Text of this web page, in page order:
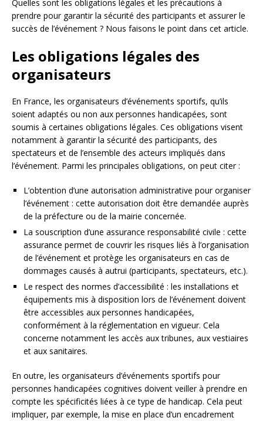
Quelles sont les obligations légales et les précautions à
prendre pour garantir la sécurité des participants et assurer le
succès de l’événement ? Nous faisons le point dans cet article.
Les obligations légales des
organisateurs
En France, les organisateurs d’événements sportifs, qu’ils
soient adaptés ou non aux personnes handicapées, sont
soumis à certaines obligations légales. Ces obligations visent
notamment à garantir la sécurité des participants, des
spectateurs et de l’ensemble des acteurs impliqués dans
l’événement. Parmi les principales obligations, on peut citer :
L’obtention d’une autorisation administrative pour organiser
l’événement : cette autorisation doit être demandée auprès
de la préfecture ou de la mairie concernée.
La souscription d’une assurance responsabilité civile : cette
assurance permet de couvrir les risques liés à l’organisation
de l’événement et protège les organisateurs en cas de
dommages causés à autrui (participants, spectateurs, etc.).
Le respect des normes d’accessibilité : les installations et
équipements mis à disposition lors de l’événement doivent
être accessibles aux personnes handicapées,
conformément à la réglementation en vigueur. Cela
concerne notamment les accès aux tribunes, aux vestiaires
et aux sanitaires.
En outre, les organisateurs d’événements sportifs pour
personnes handicapées cognitives doivent veiller à prendre en
compte les spécificités liées à ce type de handicap. Cela peut
impliquer, par exemple, la mise en place d’un encadrement